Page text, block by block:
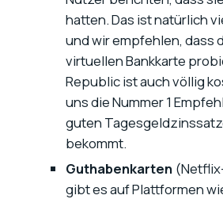
hatten. Das ist natürlich
und wir empfehlen, dass
virtuellen Bankkarte
Republic ist auch völlig
uns die Nummer 1
guten
bekommt.
Guthabenkarten
gibt es auf Plattformen